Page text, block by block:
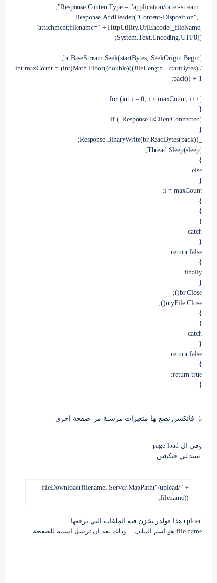
_Response.ContentType = "application/octet-stream";
_Response.AddHeader("Content-Disposition",
"attachment;filename=" + HttpUtility.UrlEncode(_fileName,
System.Text.Encoding.UTF8));
br.BaseStream.Seek(startBytes, SeekOrigin.Begin);
int maxCount = (int)Math.Floor((double)((fileLength - startBytes) /
pack)) + 1;
for (int i = 0; i < maxCount; i++)
{
if (_Response.IsClientConnected)
{
Thread.Sleep(sleep);
}
else
{
i = maxCount;
}
}
}
catch
{
return false;
}
finally
{
br.Close();
myFile.Close();
}
}
catch
{
return false;
}
return true;
}
3- فانكشن نضع بها متغيرات مرسلة من صفحة اخري
وفي ال page load
استدعي فنكشن
fileDownload(filename, Server.MapPath("/upload/" +
filename));
upload هذا فولدر تخزن فيه الملفات التي ترفعها
file name هو اسم الملف .. وذلك بعد ان ترسل اسمه للصفحة